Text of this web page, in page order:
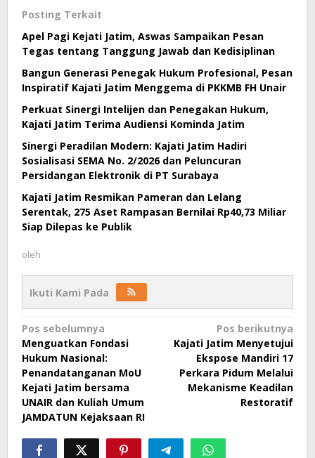
Posting Terkait
Apel Pagi Kejati Jatim, Aswas Sampaikan Pesan
Tegas tentang Tanggung Jawab dan Kedisiplinan
Bangun Generasi Penegak Hukum Profesional, Pesan
Inspiratif Kajati Jatim Menggema di PKKMB FH Unair
Perkuat Sinergi Intelijen dan Penegakan Hukum,
Kajati Jatim Terima Audiensi Kominda Jatim
Sinergi Peradilan Modern: Kajati Jatim Hadiri
Sosialisasi SEMA No. 2/2026 dan Peluncuran
Persidangan Elektronik di PT Surabaya
Kajati Jatim Resmikan Pameran dan Lelang
Serentak, 275 Aset Rampasan Bernilai Rp40,73 Miliar
Siap Dilepas ke Publik
oleh
Ikuti Kami Pada
Navigasi
pos
Pos sebelumnya
Menguatkan Fondasi
Hukum Nasional:
Penandatanganan MoU
Kejati Jatim bersama
UNAIR dan Kuliah Umum
JAMDATUN Kejaksaan RI
Pos berikutnya
Kajati Jatim Menyetujui
Ekspose Mandiri 17
Perkara Pidum Melalui
Mekanisme Keadilan
Restoratif